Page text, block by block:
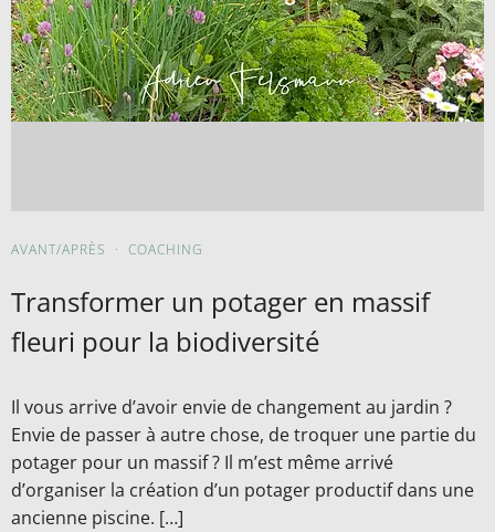
AVANT/APRÈS · COACHING
Transformer un potager en massif
fleuri pour la biodiversité
Il vous arrive d’avoir envie de changement au jardin ?
Envie de passer à autre chose, de troquer une partie du
potager pour un massif ? Il m’est même arrivé
d’organiser la création d’un potager productif dans une
ancienne piscine. […]